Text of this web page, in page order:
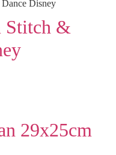
Stitch &
29x25cm